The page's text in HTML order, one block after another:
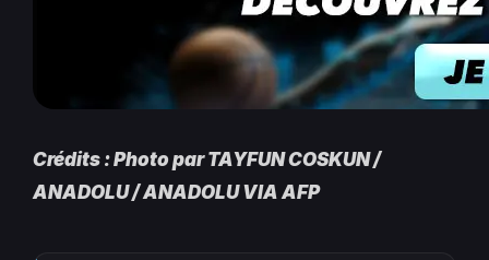
Crédits : Photo par TAYFUN COSKUN /
ANADOLU / ANADOLU VIA AFP